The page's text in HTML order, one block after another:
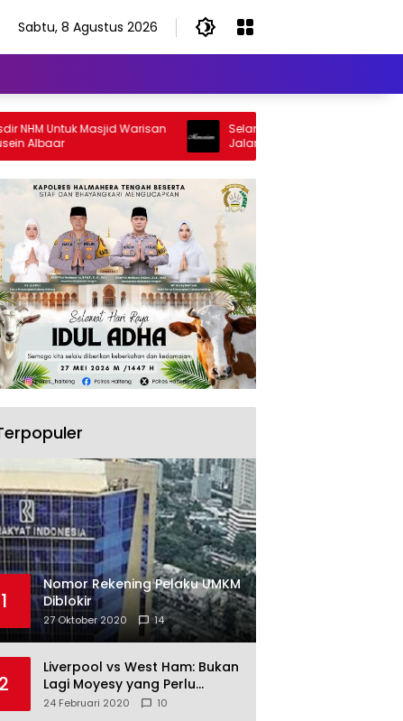
Sabtu, 8 Agustus 2026
Untuk Masjid Warisan
Selamat Jalan Sang Inspirator,
Jalan Abangku Yuslam Idris
1
Nomor Rekening Pelaku UMKM
Diblokir
27 Oktober 2020 14
2
Liverpool vs West Ham: Bukan
Lagi Moyesy yang Perlu
Ditakuti
24 Februari 2020 10